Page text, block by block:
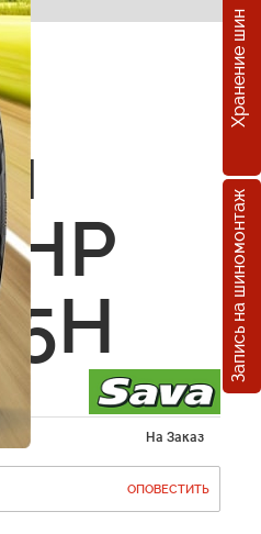
Хранение шин
Запись на шиномонтаж
На Заказ
ОПОВЕСТИТЬ